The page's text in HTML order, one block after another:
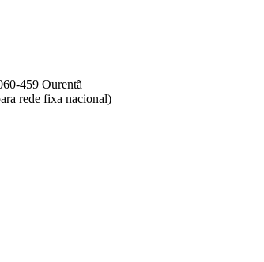
459 Ourentã​
rede fixa nacional)